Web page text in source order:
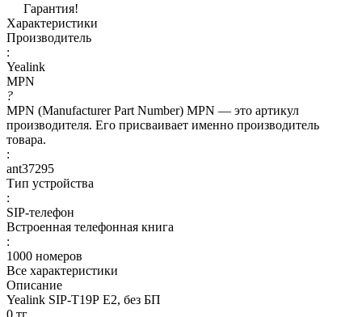
Гарантия!
Характеристики
Производитель
:
Yealink
MPN
?
MPN (Manufacturer Part Number) MPN — это артикул
производителя. Его присваивает именно производитель
товара.
:
ant37295
Тип устройства
:
SIP-телефон
Встроенная телефонная книга
:
1000 номеров
Все характеристики
Описание
Yealink SIP-Т19Р E2, без БП
0 тг.